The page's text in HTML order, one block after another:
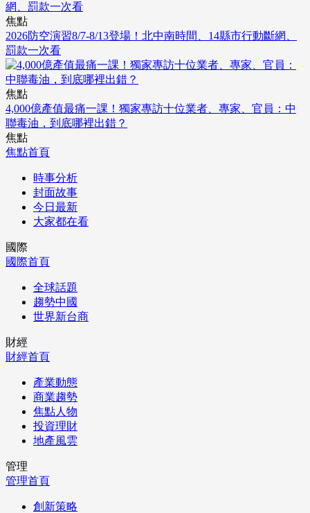
焦點
2026防空演習8/7-8/13登場！北中南時間、14縣市行動斷網、
罰款一次看
焦點
4,000億產值最痛一課！獨家專訪十位業者、專家、官員：中
聯毒油，到底哪裡出錯？
焦點
焦點首頁
時事分析
封面故事
今日最新
大家都在看
國際
國際首頁
全球話題
趨勢中國
世界新台商
財經
財經首頁
產業動態
商業趨勢
焦點人物
投資理財
地產風雲
管理
管理首頁
創新策略